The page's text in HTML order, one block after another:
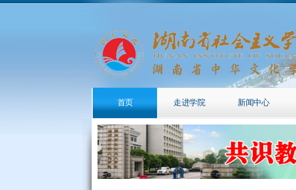
首页 走进学院 新闻中心